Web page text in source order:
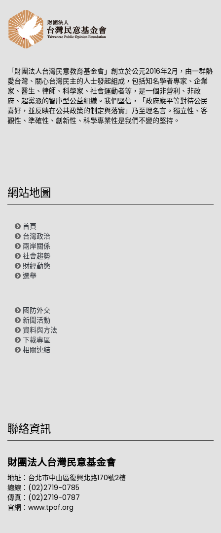
「財團法人台灣民意教育基金會」創立於公元2016年2月，由一群熱
愛台灣、關心台灣民主的人士發起組成，包括知名學者專家、企業
家、醫生、律師、科學家、社會運動者等，是一個非營利、非政
府、超黨派的智庫型公益組織。我們堅信，「政府應平等對待公民
喜好，並反映在公共政策的制定與落實」乃至理名言。獨立性、客
觀性、準確性、創新性、科學專業性是我們不變的堅持。
網站地圖
首頁
台灣政治
兩岸關係
社會趨勢
財經動態
選舉
國防外交
新聞活動
資料與方法
下載專區
相關連結
聯絡資訊
財團法人台灣民意基金會
地址：台北市中山區復興北路170號2樓
總線：(02)2719-0785
傳真：(02)2719-0787
官網：www.tpof.org